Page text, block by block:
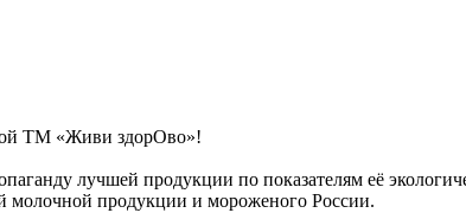
ТМ «Живи здорОво»!
лучшей продукции по показателям её
молочной продукции и мороженого России.